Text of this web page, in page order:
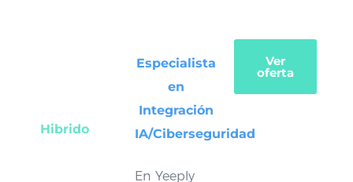
Hibrido
Especialista
en
Integración
IA/Ciberseguridad
En Yeeply
Ver
oferta